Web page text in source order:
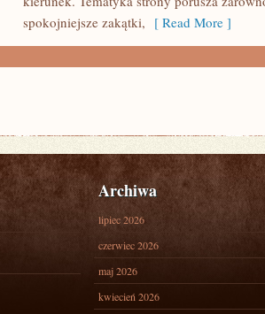
spokojniejsze zakątki, [ Read More ]
Archiwa
lipiec 2026
czerwiec 2026
maj 2026
kwiecień 2026